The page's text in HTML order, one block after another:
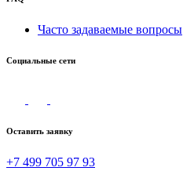
Часто задаваемые вопросы
Социальные сети
Оставить заявку
+7 499 705 97 93